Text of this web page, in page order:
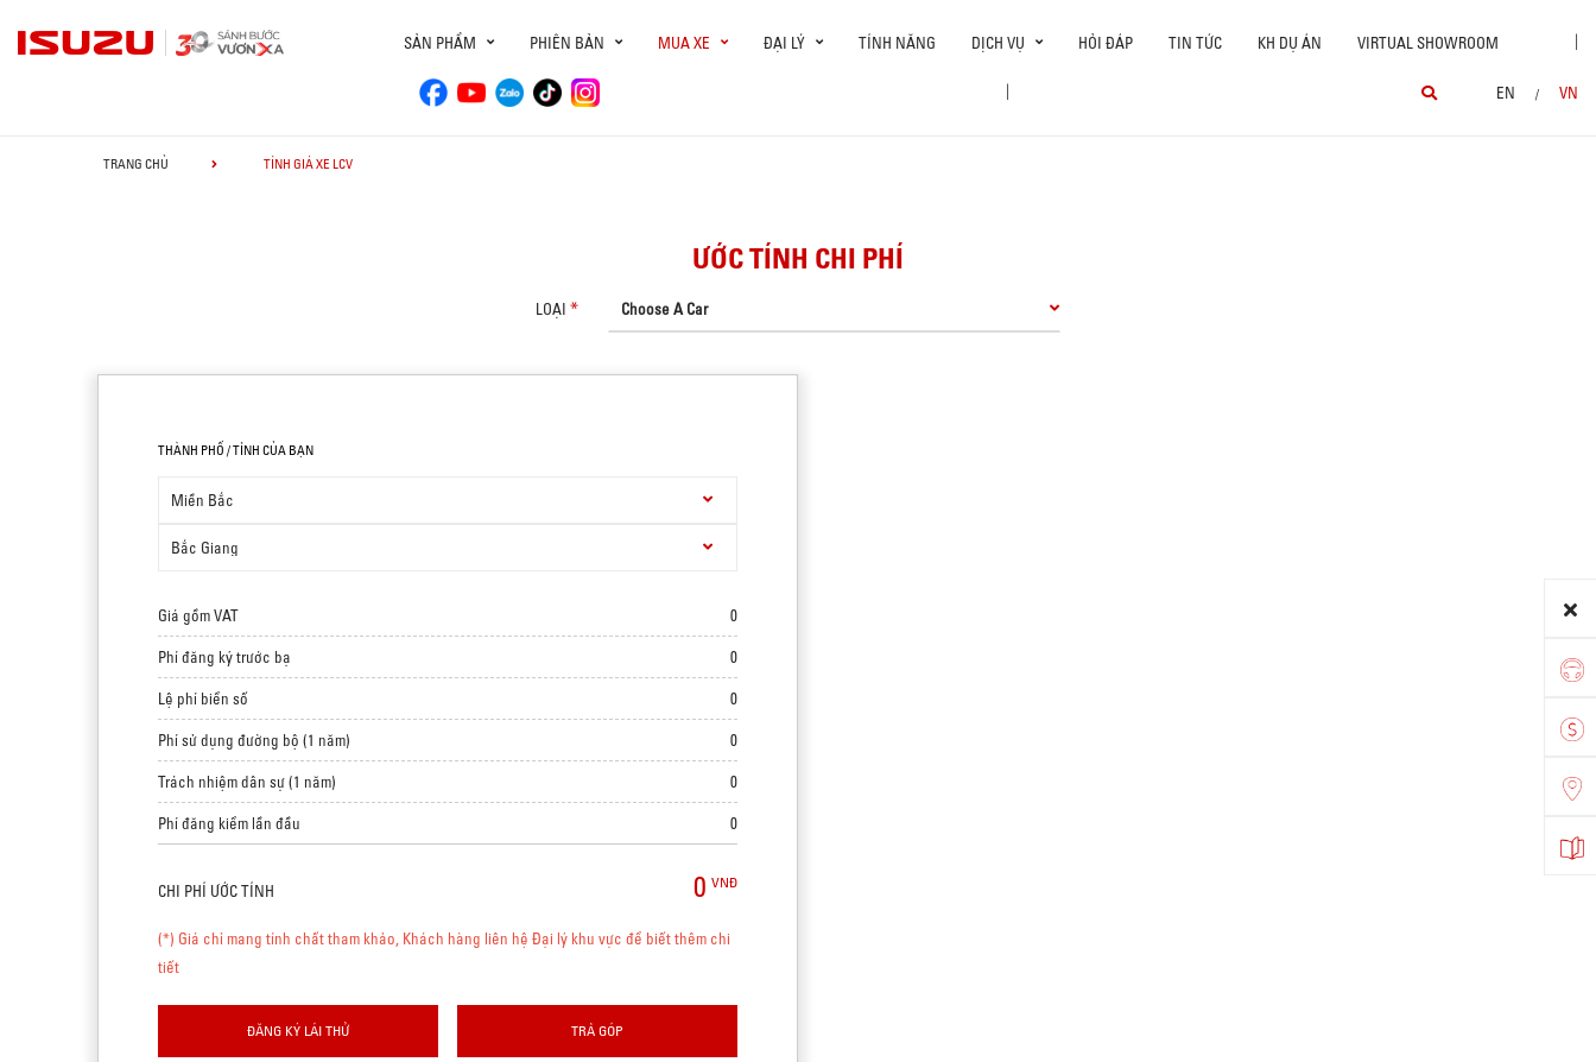
SẢN PHẨM PHIÊN BẢN MUA XE ĐẠI LÝ TÍNH NĂNG DỊCH VỤ HỎI ĐÁP TIN TỨC KH DỰ ÁN VIRTUAL SHOWROOM |
| EN / VN
TRANG CHỦ TÍNH GIÁ XE LCV
ƯỚC TÍNH CHI PHÍ
LOẠI
THÀNH PHỐ / TỈNH CỦA BẠN
Giá gồm VAT 0
Phí đăng ký trước bạ 0
Lệ phí biển số 0
Phí sử dụng đường bộ (1 năm) 0
Trách nhiệm dân sự (1 năm) 0
Phí đăng kiểm lần đầu 0
CHI PHÍ ƯỚC TÍNH 0 VNĐ
(*) Giá chỉ mang tính chất tham khảo, Khách hàng liên hệ Đại lý khu vực để biết thêm chi
tiết
ĐĂNG KÝ LÁI THỬ TRẢ GÓP